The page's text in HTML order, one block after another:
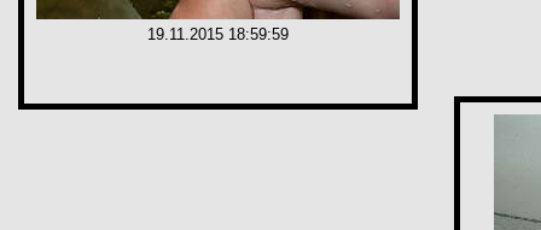
19.11.2015 18:59:59